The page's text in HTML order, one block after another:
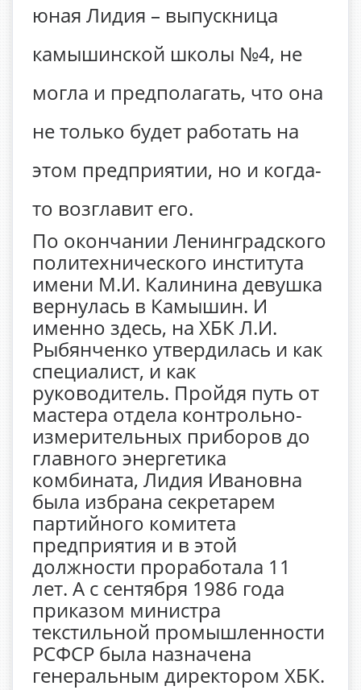
юная Лидия – выпускница
камышинской школы №4, не
могла и предполагать, что она
не только будет работать на
этом предприятии, но и когда-
то возглавит его.
По окончании Ленинградского
политехнического института
имени М.И. Калинина девушка
вернулась в Камышин. И
именно здесь, на ХБК Л.И.
Рыбянченко утвердилась и как
специалист, и как
руководитель. Пройдя путь от
мастера отдела контрольно-
измерительных приборов до
главного энергетика
комбината, Лидия Ивановна
была избрана секретарем
партийного комитета
предприятия и в этой
должности проработала 11
лет. А с сентября 1986 года
приказом министра
текстильной промышленности
РСФСР была назначена
генеральным директором ХБК.